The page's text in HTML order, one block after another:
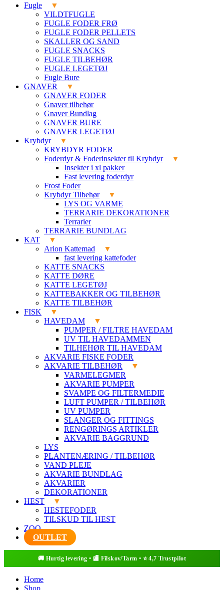
Fugle
VILDTFUGLE
FUGLE FODER FRØ
FUGLE FODER PELLETS
SKALLER OG SAND
FUGLE SNACKS
FUGLE TILBEHØR
FUGLE LEGETØJ
Fugle Bure
GNAVER
GNAVER FODER
Gnaver tilbehør
Gnaver Bundlag
GNAVER BURE
GNAVER LEGETØJ
Krybdyr
KRYBDYR FODER
Foderdyr & Foderinsekter til Krybdyr
Insekter i xl pakker
Fast levering foderdyr
Frost Foder
Krybdyr Tilbehør
LYS OG VARME
TERRARIE DEKORATIONER
Terrarier
TERRARIE BUNDLAG
KAT
Arion Kattemad
fast levering kattefoder
KATTE SNACKS
KATTE DØRE
KATTE LEGETØJ
KATTEBAKKER OG TILBEHØR
KATTE TILBEHØR
FISK
HAVEDAM
PUMPER / FILTRE HAVEDAM
UV TIL HAVEDAMMEN
TILHEHØR TIL HAVEDAM
AKVARIE FISKE FODER
AKVARIE TILBEHØR
VARMELEGMER
AKVARIE PUMPER
SVAMPE OG FILTERMEDIE
LUFT PUMPER / TILBEHØR
UV PUMPER
SLANGER OG FITTINGS
RENGØRINGS ARTIKLER
AKVARIE BAGGRUND
LYS
PLANTENÆRING / TILBEHØR
VAND PLEJE
AKVARIE BUNDLAG
AKVARIER
DEKORATIONER
HEST
HESTEFODER
TILSKUD TIL HEST
ZOO
OUTLET
Home
Shop